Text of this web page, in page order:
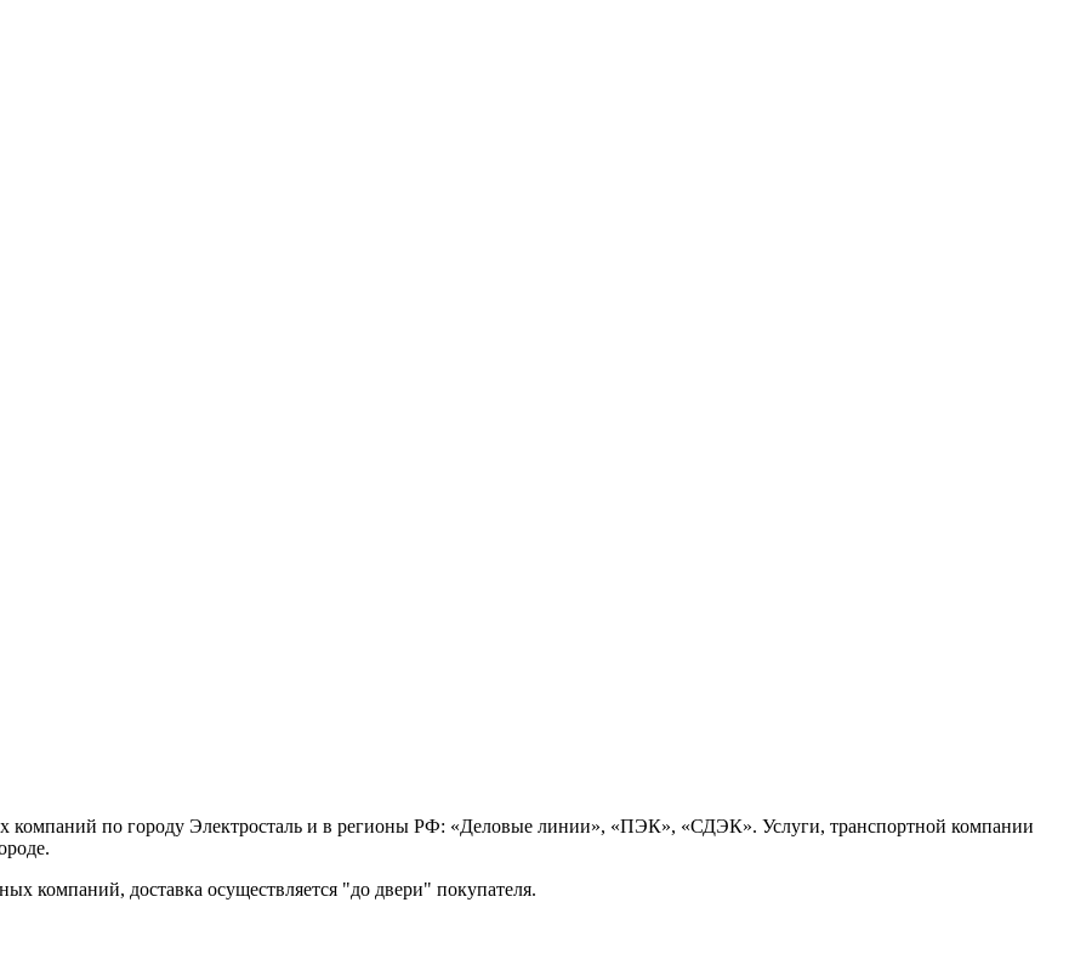
компаний по городу Электросталь и в регионы РФ: «Деловые линии», «ПЭК», «СДЭК». Услуги, транспортной компании
компаний, доставка осуществляется "до двери" покупателя.